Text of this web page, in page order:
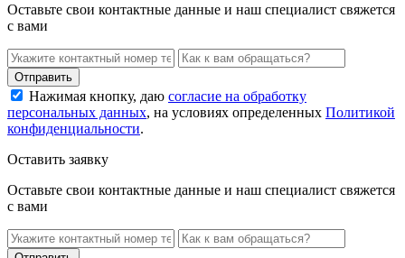
Оставьте свои контактные данные и наш специалист свяжется
с вами
Нажимая кнопку, даю согласие на обработку
персональных данных, на условиях определенных Политикой
конфиденциальности.
Оставить заявку
Оставьте свои контактные данные и наш специалист свяжется
с вами